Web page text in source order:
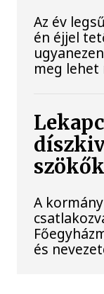
Az év
én éjjel
meg lehet
A
és